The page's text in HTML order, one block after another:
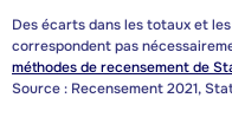
Des écarts dans les totaux et
correspondent pas
méthodes de recensement de
Source : Recensement 2021,